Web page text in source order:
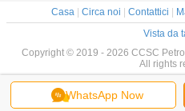
WhatsApp Now
Casa| Circa noi Contattici
Vista da
Copyright © 2019 - 2026 CCSC
All rights